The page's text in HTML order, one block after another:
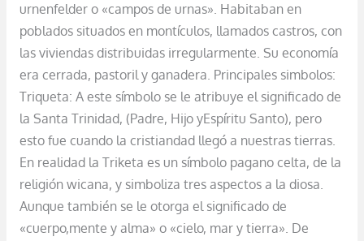
urnenfelder o «campos de urnas». Habitaban en
poblados situados en montículos, llamados castros, con
las viviendas distribuidas irregularmente. Su economía
era cerrada, pastoril y ganadera. Principales simbolos:
Triqueta: A este símbolo se le atribuye el significado de
la Santa Trinidad, (Padre, Hijo yEspíritu Santo), pero
esto fue cuando la cristiandad llegó a nuestras tierras.
En realidad la Triketa es un símbolo pagano celta, de la
religión wicana, y simboliza tres aspectos a la diosa.
Aunque también se le otorga el significado de
«cuerpo,mente y alma» o «cielo, mar y tierra». De